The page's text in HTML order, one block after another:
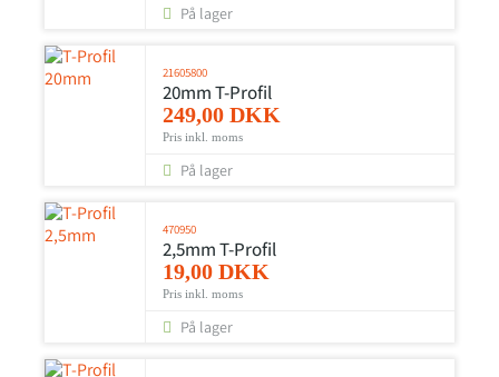
På lager
21605800
20mm T-Profil
249,00 DKK
Pris inkl. moms
På lager
470950
2,5mm T-Profil
19,00 DKK
Pris inkl. moms
På lager